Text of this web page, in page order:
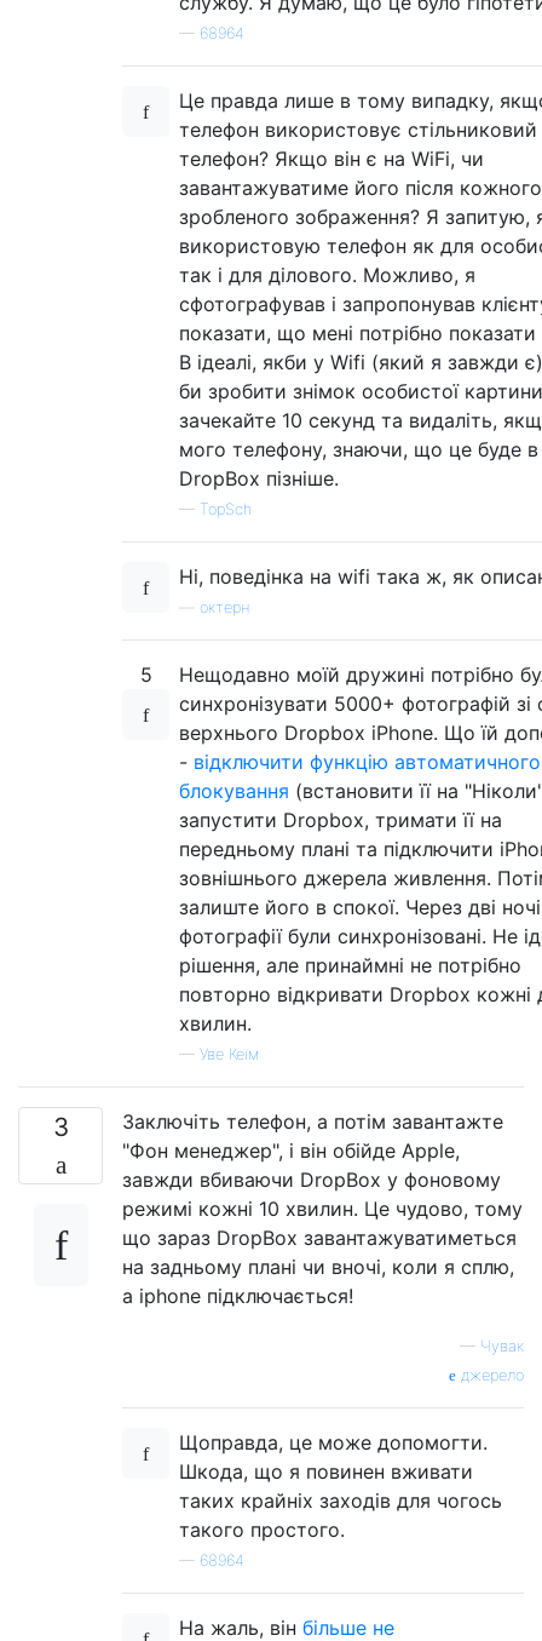
— 68964
Це правда лише в тому випадку,
телефон використовує стільниковий
телефон? Якщо він є на WiFi, чи
завантажуватиме його після кожного
зробленого зображення? Я запитую,
використовую телефон як для
так і для ділового. Можливо, я
сфотографував і запропонував
показати, що мені потрібно показати
В ідеалі, якби у Wifi (який я завжди
би зробити знімок особистої
зачекайте 10 секунд та видаліть,
мого телефону, знаючи, що це буде в
DropBox пізніше.
— TopSch
Ні, поведінка на wifi така ж, як
октерн
5
Нещодавно моїй дружині потрібно
синхронізувати 5000+ фотографій зі
верхнього Dropbox iPhone. Що їй
- відключити функцію автоматичного
блокування (встановити її на
запустити Dropbox, тримати її на
передньому плані та підключити
зовнішнього джерела живлення.
залиште його в спокої. Через дві ночі
фотографії були синхронізовані. Не
рішення, але принаймні не потрібно
повторно відкривати Dropbox кожні
хвилин.
— Уве Кеїм
3
Заключіть телефон, а потім завантажте
"Фон менеджер", і він обійде Apple,
завжди вбиваючи DropBox у фоновому
режимі кожні 10 хвилин. Це чудово, тому
що зараз DropBox завантажуватиметься
на задньому плані чи вночі, коли я сплю,
а iphone підключається!
— Чувак
джерело
Щоправда, це може допомогти.
Шкода, що я повинен вживати
таких крайніх заходів для чогось
такого простого.
— 68964
На жаль, він більше не